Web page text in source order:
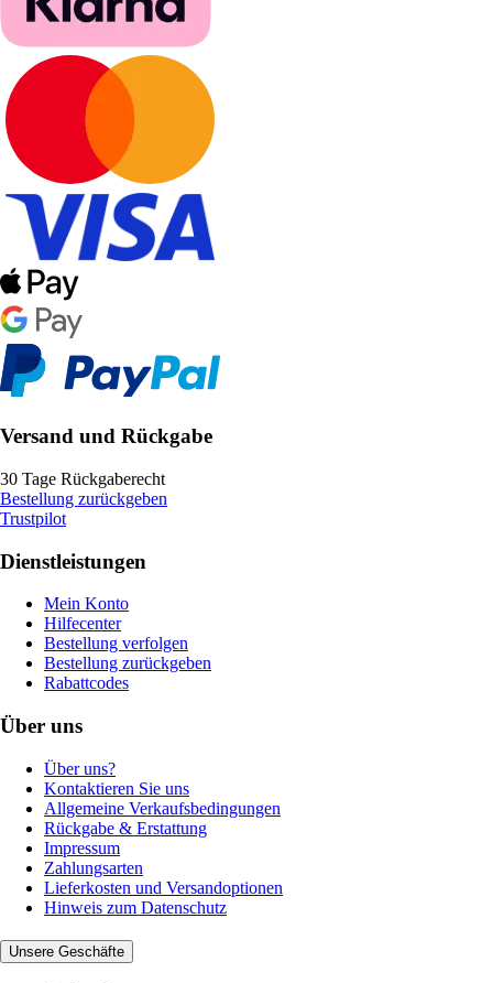
Versand und Rückgabe
30 Tage Rückgaberecht
Bestellung zurückgeben
Trustpilot
Dienstleistungen
Mein Konto
Hilfecenter
Bestellung verfolgen
Bestellung zurückgeben
Rabattcodes
Über uns
Über uns?
Kontaktieren Sie uns
Allgemeine Verkaufsbedingungen
Rückgabe & Erstattung
Impressum
Zahlungsarten
Lieferkosten und Versandoptionen
Hinweis zum Datenschutz
Unsere Geschäfte